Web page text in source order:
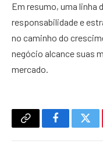
Em resumo, uma linha
responsabilidade e
no caminho do
negócio alcance suas
mercado.
Copy
Facebook